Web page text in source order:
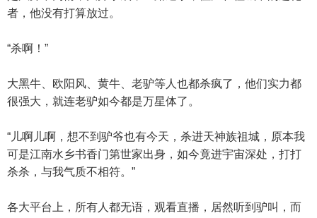
者，他没有打算放过。
“杀啊！”
大黑牛、欧阳风、黄牛、老驴等人也都杀疯了，他们实力都
很强大，就连老驴如今都是万星体了。
“儿啊儿啊，想不到驴爷也有今天，杀进天神族祖城，原本我
可是江南水乡书香门第世家出身，如今竟进宇宙深处，打打
杀杀，与我气质不相符。”
各大平台上，所有人都无语，观看直播，居然听到驴叫，而